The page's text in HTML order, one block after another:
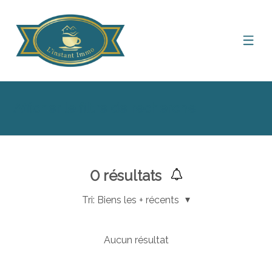
0résultats
Tri: Biens les + récents
Aucun résultat